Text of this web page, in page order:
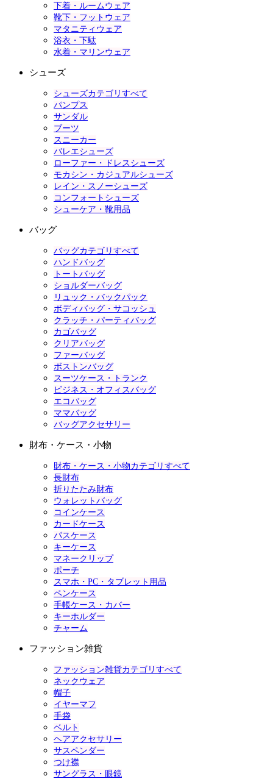
下着・ルームウェア
靴下・フットウェア
マタニティウェア
浴衣・下駄
水着・マリンウェア
シューズ
シューズカテゴリすべて
パンプス
サンダル
ブーツ
スニーカー
バレエシューズ
ローファー・ドレスシューズ
モカシン・カジュアルシューズ
レイン・スノーシューズ
コンフォートシューズ
シューケア・靴用品
バッグ
バッグカテゴリすべて
ハンドバッグ
トートバッグ
ショルダーバッグ
リュック・バックパック
ボディバッグ・サコッシュ
クラッチ・パーティバッグ
カゴバッグ
クリアバッグ
ファーバッグ
ボストンバッグ
スーツケース・トランク
ビジネス・オフィスバッグ
エコバッグ
ママバッグ
バッグアクセサリー
財布・ケース・小物
財布・ケース・小物カテゴリすべて
長財布
折りたたみ財布
ウォレットバッグ
コインケース
カードケース
パスケース
キーケース
マネークリップ
ポーチ
スマホ・PC・タブレット用品
ペンケース
手帳ケース・カバー
キーホルダー
チャーム
ファッション雑貨
ファッション雑貨カテゴリすべて
ネックウェア
帽子
イヤーマフ
手袋
ベルト
ヘアアクセサリー
サスペンダー
つけ襟
サングラス・眼鏡